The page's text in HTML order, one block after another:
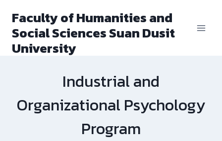
content
Faculty of Humanities and
Social Sciences Suan Dusit
University
Industrial and
Organizational Psychology
Program